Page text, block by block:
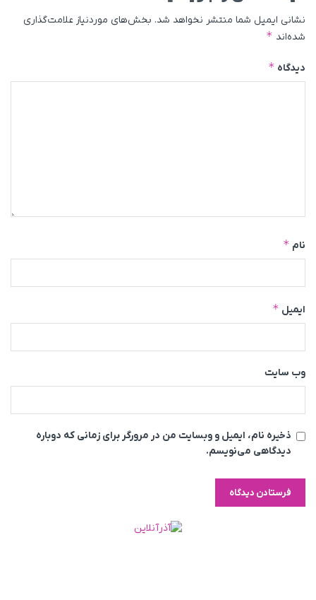
نشانی ایمیل شما منتشر نخواهد شد. بخش‌های موردنیاز علامت‌گذاری
شده‌اند *
دیدگاه *
نام *
ایمیل *
وب‌ سایت
ذخیره نام، ایمیل و وبسایت من در مرورگر برای زمانی که دوباره
دیدگاهی می‌نویسم.